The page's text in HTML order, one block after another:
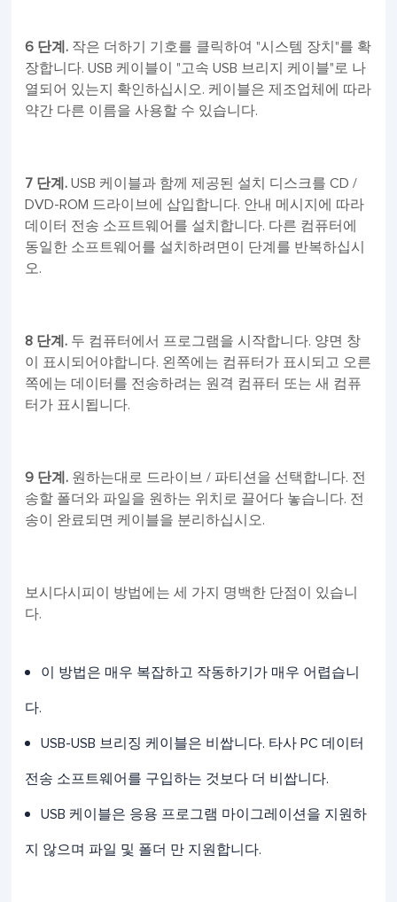
6 단계. 작은 더하기 기호를 클릭하여 "시스템 장치"를 확
장합니다. USB 케이블이 "고속 USB 브리지 케이블"로 나
열되어 있는지 확인하십시오. 케이블은 제조업체에 따라
약간 다른 이름을 사용할 수 있습니다.
7 단계. USB 케이블과 함께 제공된 설치 디스크를 CD /
DVD-ROM 드라이브에 삽입합니다. 안내 메시지에 따라
데이터 전송 소프트웨어를 설치합니다. 다른 컴퓨터에
동일한 소프트웨어를 설치하려면이 단계를 반복하십시
오.
8 단계. 두 컴퓨터에서 프로그램을 시작합니다. 양면 창
이 표시되어야합니다. 왼쪽에는 컴퓨터가 표시되고 오른
쪽에는 데이터를 전송하려는 원격 컴퓨터 또는 새 컴퓨
터가 표시됩니다.
9 단계. 원하는대로 드라이브 / 파티션을 선택합니다. 전
송할 폴더와 파일을 원하는 위치로 끌어다 놓습니다. 전
송이 완료되면 케이블을 분리하십시오.
보시다시피이 방법에는 세 가지 명백한 단점이 있습니
다.
이 방법은 매우 복잡하고 작동하기가 매우 어렵습니
다.
USB-USB 브리징 케이블은 비쌉니다. 타사 PC 데이터
전송 소프트웨어를 구입하는 것보다 더 비쌉니다.
USB 케이블은 응용 프로그램 마이그레이션을 지원하
지 않으며 파일 및 폴더 만 지원합니다.